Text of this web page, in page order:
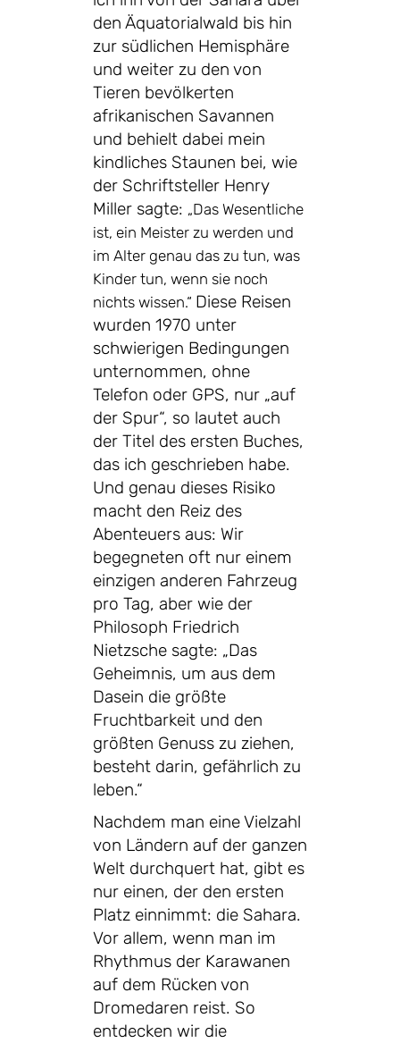
den Äquatorialwald bis hin
zur südlichen Hemisphäre
und weiter zu den von
Tieren bevölkerten
afrikanischen Savannen
und behielt dabei mein
kindliches Staunen bei, wie
der Schriftsteller Henry
Miller sagte: „Das Wesentliche
ist, ein Meister zu werden und
im Alter genau das zu tun, was
Kinder tun, wenn sie noch
nichts wissen.“ Diese Reisen
wurden 1970 unter
schwierigen Bedingungen
unternommen, ohne
Telefon oder GPS, nur „auf
der Spur“, so lautet auch
der Titel des ersten Buches,
das ich geschrieben habe.
Und genau dieses Risiko
macht den Reiz des
Abenteuers aus: Wir
begegneten oft nur einem
einzigen anderen Fahrzeug
pro Tag, aber wie der
Philosoph Friedrich
Nietzsche sagte: „Das
Geheimnis, um aus dem
Dasein die größte
Fruchtbarkeit und den
größten Genuss zu ziehen,
besteht darin, gefährlich zu
leben.“
Nachdem man eine Vielzahl
von Ländern auf der ganzen
Welt durchquert hat, gibt es
nur einen, der den ersten
Platz einnimmt: die Sahara.
Vor allem, wenn man im
Rhythmus der Karawanen
auf dem Rücken von
Dromedaren reist. So
entdecken wir die